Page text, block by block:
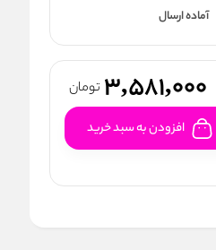
آماده ارسال
3,581,000 تومان
افزودن به سبد خرید